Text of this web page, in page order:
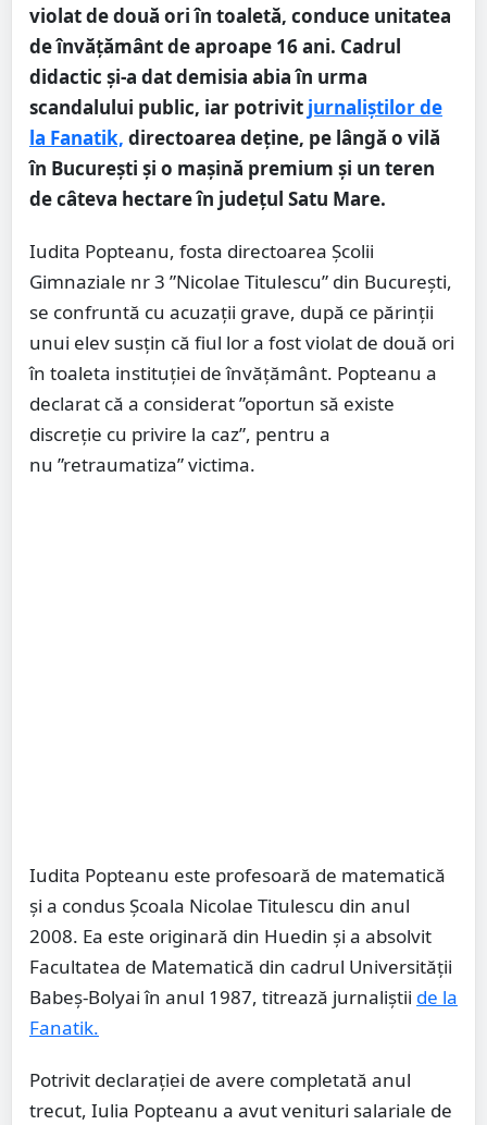
violat de două ori în toaletă, conduce unitatea
de învățământ de aproape 16 ani. Cadrul
didactic și-a dat demisia abia în urma
scandalului public, iar potrivit jurnaliștilor de
la Fanatik, directoarea deține, pe lângă o vilă
în București și o mașină premium și un teren
de câteva hectare în județul Satu Mare.
Iudita Popteanu, fosta directoarea Școlii
Gimnaziale nr 3 ”Nicolae Titulescu” din București,
se confruntă cu acuzații grave, după ce părinții
unui elev susțin că fiul lor a fost violat de două ori
în toaleta instituției de învățământ. Popteanu a
declarat că a considerat ”oportun să existe
discreție cu privire la caz”, pentru a
nu ”retraumatiza” victima.
Iudita Popteanu este profesoară de matematică
și a condus Școala Nicolae Titulescu din anul
2008. Ea este originară din Huedin și a absolvit
Facultatea de Matematică din cadrul Universității
Babeș-Bolyai în anul 1987, titrează jurnaliștii de la
Fanatik.
Potrivit declarației de avere completată anul
trecut, Iulia Popteanu a avut venituri salariale de